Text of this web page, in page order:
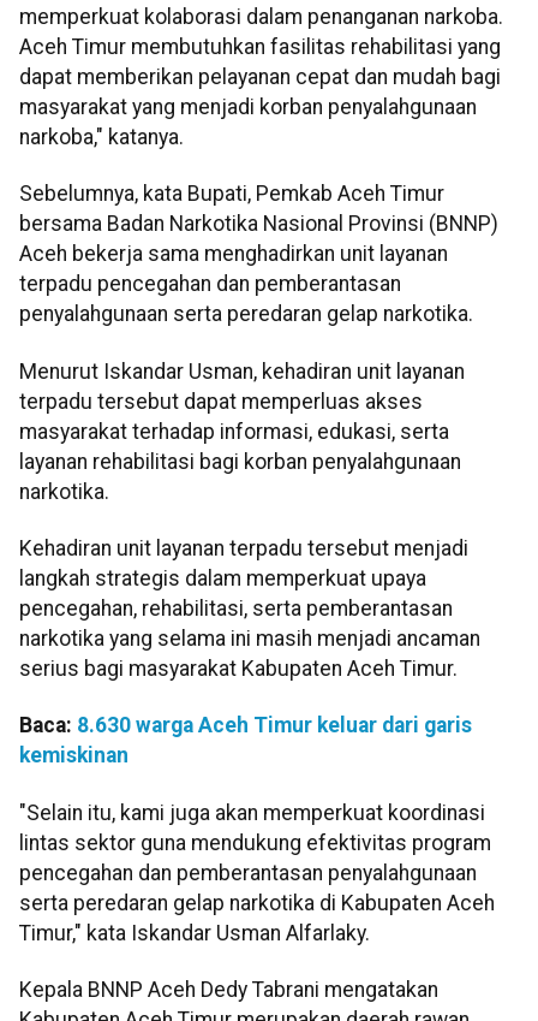
memperkuat kolaborasi dalam penanganan narkoba.
Aceh Timur membutuhkan fasilitas rehabilitasi yang
dapat memberikan pelayanan cepat dan mudah bagi
masyarakat yang menjadi korban penyalahgunaan
narkoba," katanya.
Sebelumnya, kata Bupati, Pemkab Aceh Timur
bersama Badan Narkotika Nasional Provinsi (BNNP)
Aceh bekerja sama menghadirkan unit layanan
terpadu pencegahan dan pemberantasan
penyalahgunaan serta peredaran gelap narkotika.
Menurut Iskandar Usman, kehadiran unit layanan
terpadu tersebut dapat memperluas akses
masyarakat terhadap informasi, edukasi, serta
layanan rehabilitasi bagi korban penyalahgunaan
narkotika.
Kehadiran unit layanan terpadu tersebut menjadi
langkah strategis dalam memperkuat upaya
pencegahan, rehabilitasi, serta pemberantasan
narkotika yang selama ini masih menjadi ancaman
serius bagi masyarakat Kabupaten Aceh Timur.
Baca: 8.630 warga Aceh Timur keluar dari garis
kemiskinan
"Selain itu, kami juga akan memperkuat koordinasi
lintas sektor guna mendukung efektivitas program
pencegahan dan pemberantasan penyalahgunaan
serta peredaran gelap narkotika di Kabupaten Aceh
Timur," kata Iskandar Usman Alfarlaky.
Kepala BNNP Aceh Dedy Tabrani mengatakan